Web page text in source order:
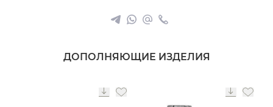
ДОПОЛНЯЮЩИЕ ИЗДЕЛИЯ